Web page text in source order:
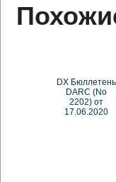
DX Бюллетень
DARC (No
2202) от
17.06.2020